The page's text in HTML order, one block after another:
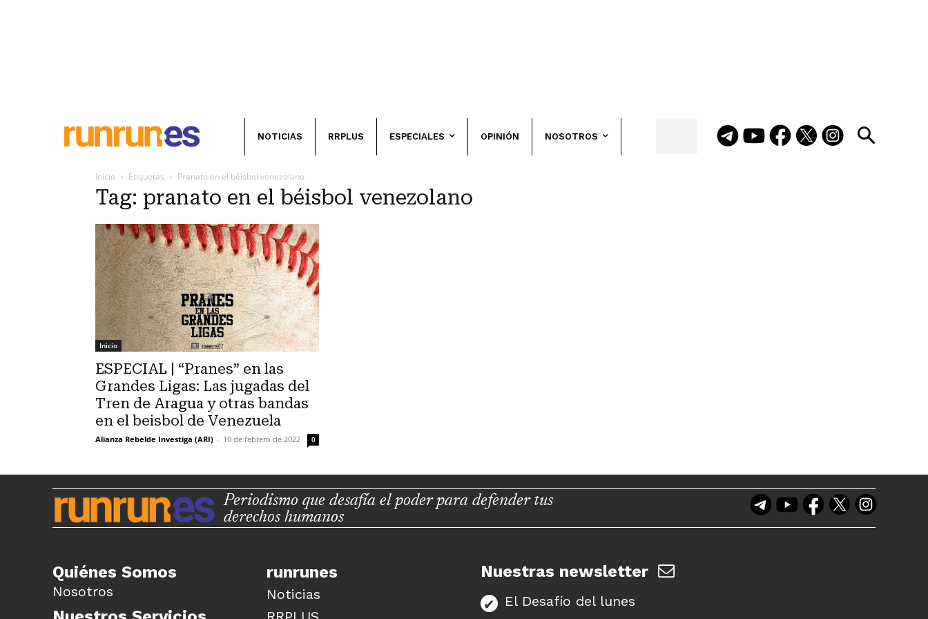
NOTICIAS RRPLUS ESPECIALES OPINIÓN NOSOTROS
Inicio Etiquetas Pranato en el béisbol venezolano
Tag: pranato en el béisbol venezolano
Inicio
ESPECIAL | “Pranes” en las
Grandes Ligas: Las jugadas del
Tren de Aragua y otras bandas
en el beisbol de Venezuela
Alianza Rebelde Investiga (ARI) - 10 de febrero de 2022 0
Periodismo que desafía el poder para defender tus
derechos humanos
Quiénes Somos
Nosotros
runrunes
Noticias
Nuestras newsletter
El Desafío del lunes